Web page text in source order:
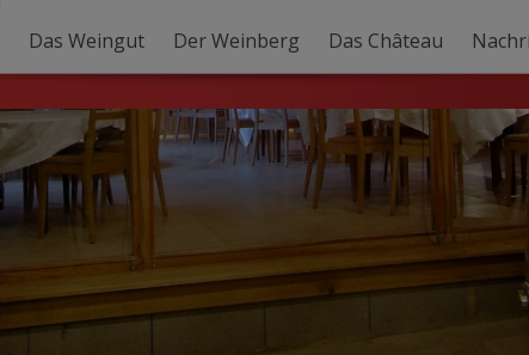
Das Weingut Der Weinberg Das Château